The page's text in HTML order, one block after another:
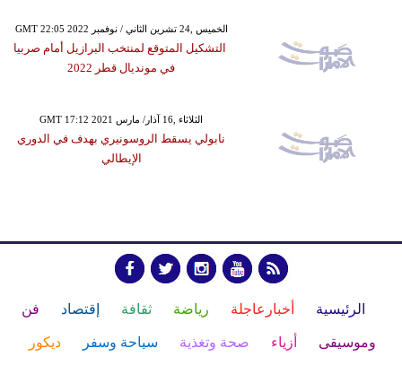
GMT 22:05 2022 الخميس ,24 تشرين الثاني / نوفمبر
التشكيل المتوقع لمنتخب البرازيل أمام صربيا
في مونديال قطر 2022
GMT 17:12 2021 الثلاثاء ,16 آذار/ مارس
نابولي يسقط الروسونيري بهدف في الدوري
الإيطالي
الرئيسية أخبارعاجلة رياضة ثقافة إقتصاد فن
وموسيقى أزياء صحة وتغذية سياحة وسفر ديكور